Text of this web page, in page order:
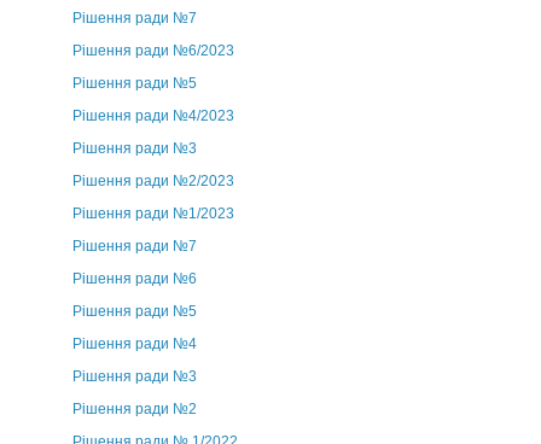
Рішення ради №7
Рішення ради №6/2023
Рішення ради №5
Рішення ради №4/2023
Рішення ради №3
Рішення ради №2/2023
Рішення ради №1/2023
Рішення ради №7
Рішення ради №6
Рішення ради №5
Рішення ради №4
Рішення ради №3
Рішення ради №2